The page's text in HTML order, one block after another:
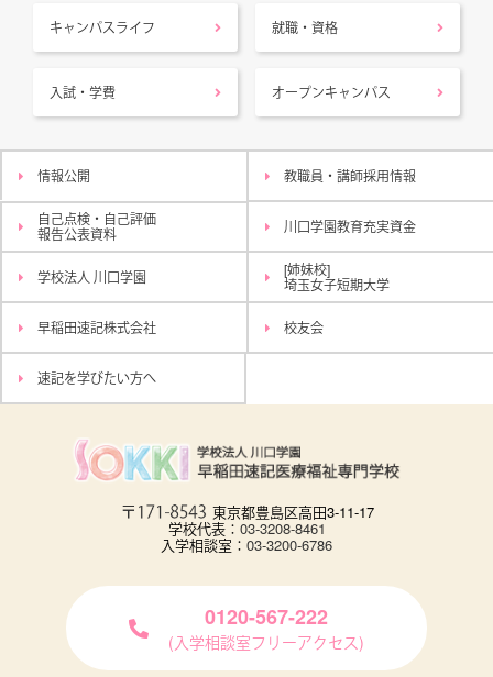
キャンパスライフ 就職・資格
入試・学費 オープンキャンパス
情報公開 教職員・講師採用情報
自己点検・自己評価
報告公表資料
川口学園教育充実資金
学校法人 川口学園
[姉妹校]
埼玉女子短期大学
早稲田速記株式会社 校友会
速記を学びたい方へ
東京都豊島区高田3-11-17
学校代表： 03-3208-8461
入学相談室： 03-3200-6786
0120-567-222
(入学相談室フリーアクセス)